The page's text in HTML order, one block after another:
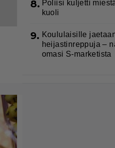
8. Poliisi kuljetti
kuoli
9. Koululaisille
heijastinreppuja –
omasi S-marketista